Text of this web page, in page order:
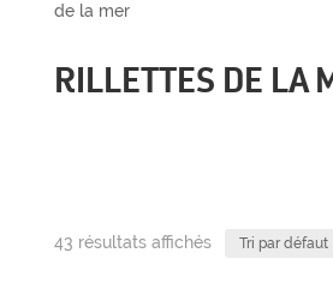
de la mer
RILLETTES DE LA
43 résultats affichés